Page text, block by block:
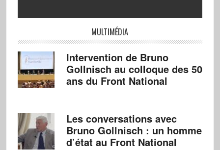
MULTIMÉDIA
Intervention de Bruno
Gollnisch au colloque des 50
ans du Front National
Les conversations avec
Bruno Gollnisch : un homme
d’état au Front National